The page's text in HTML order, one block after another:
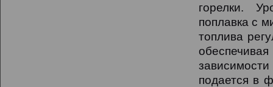
горелки.
поплавка с
топлива
подается в